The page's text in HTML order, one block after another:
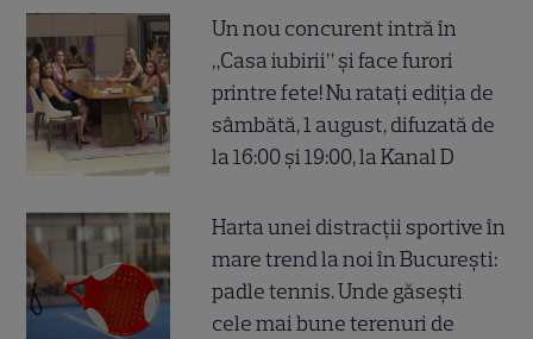
Un nou concurent intră în
„Casa iubirii” și face furori
printre fete! Nu ratați ediția de
sâmbătă, 1 august, difuzată de
la 16:00 și 19:00, la Kanal D
Harta unei distracții sportive în
mare trend la noi în București:
padle tennis. Unde găsești
cele mai bune terenuri de